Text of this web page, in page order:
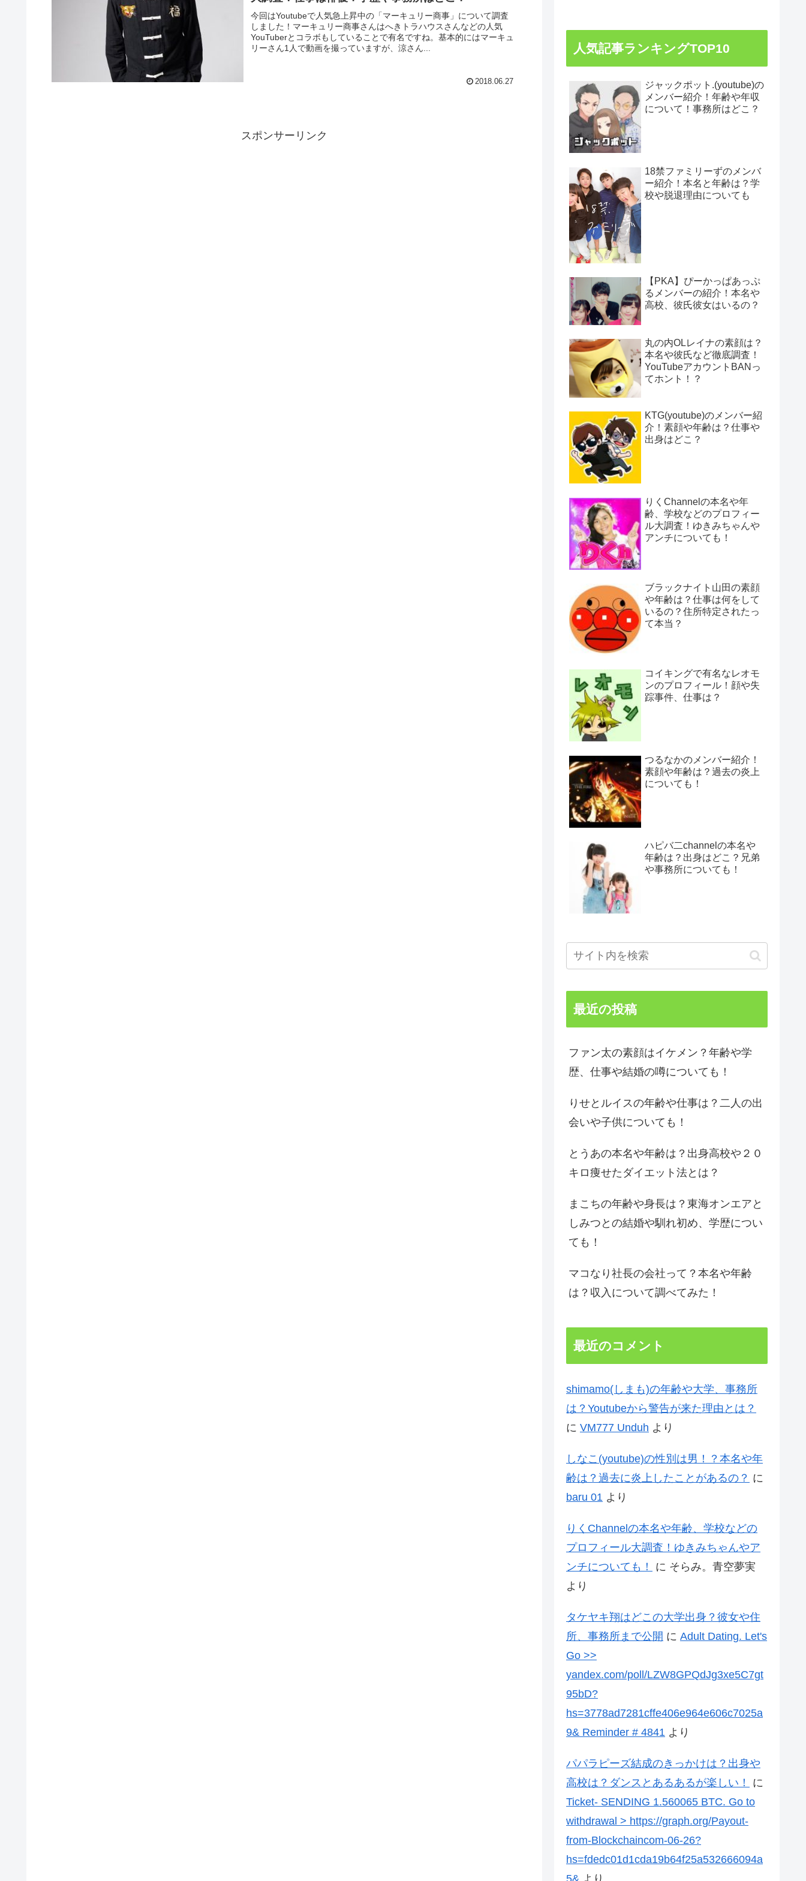
今回はYoutubeで人気急上昇中の「マーキュリー商事」について調査
しました！マーキュリー商事さんはへきトラハウスさんなどの人気
YouTuberとコラボもしていることで有名ですね。基本的にはマーキュ
リーさん1人で動画を撮っていますが、涼さん...
2018.06.27
スポンサーリンク
人気記事ランキングTOP10
ジャックポット.(youtube)の
メンバー紹介！年齢や年収
について！事務所はどこ？
18禁ファミリーずのメンバ
ー紹介！本名と年齢は？学
校や脱退理由についても
【PKA】ぴーかっぱあっぷ
るメンバーの紹介！本名や
高校、彼氏彼女はいるの？
丸の内OLレイナの素顔は？
本名や彼氏など徹底調査！
YouTubeアカウントBANっ
てホント！？
KTG(youtube)のメンバー紹
介！素顔や年齢は？仕事や
出身はどこ？
りくChannelの本名や年
齢、学校などのプロフィー
ル大調査！ゆきみちゃんや
アンチについても！
ブラックナイト山田の素顔
や年齢は？仕事は何をして
いるの？住所特定されたっ
て本当？
コイキングで有名なレオモ
ンのプロフィール！顔や失
踪事件、仕事は？
つるなかのメンバー紹介！
素顔や年齢は？過去の炎上
についても！
ハピバ二channelの本名や
年齢は？出身はどこ？兄弟
や事務所についても！
最近の投稿
ファン太の素顔はイケメン？年齢や学
歴、仕事や結婚の噂についても！
りせとルイスの年齢や仕事は？二人の出
会いや子供についても！
とうあの本名や年齢は？出身高校や２０
キロ痩せたダイエット法とは？
まこちの年齢や身長は？東海オンエアと
しみつとの結婚や馴れ初め、学歴につい
ても！
マコなり社長の会社って？本名や年齢
は？収入について調べてみた！
最近のコメント
shimamo(しまも)の年齢や大学、事務所
は？Youtubeから警告が来た理由とは？
に VM777 Unduh より
しなこ(youtube)の性別は男！？本名や年
齢は？過去に炎上したことがあるの？ に
baru 01 より
りくChannelの本名や年齢、学校などの
プロフィール大調査！ゆきみちゃんやア
ンチについても！
に そらみ。青空夢実
より
タケヤキ翔はどこの大学出身？彼女や住
所、事務所まで公開 に Adult Dating. Let's
Go >>
yandex.com/poll/LZW8GPQdJg3xe5C7gt
95bD?
hs=3778ad7281cffe406e964e606c7025a
9& Reminder # 4841 より
パパラピーズ結成のきっかけは？出身や
高校は？ダンスとあるあるが楽しい！
に
Ticket- SENDING 1.560065 BTC. Go to
withdrawal > https://graph.org/Payout-
from-Blockchaincom-06-26?
hs=fdedc01d1cda19b64f25a532666094a